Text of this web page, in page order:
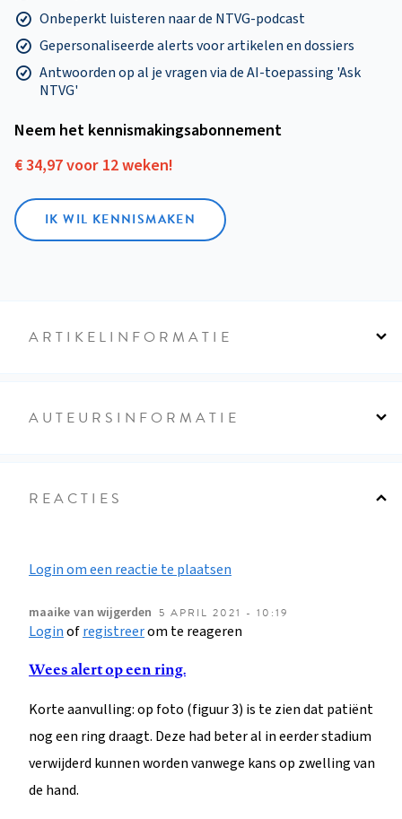
Onbeperkt luisteren naar de NTVG-podcast
Gepersonaliseerde alerts voor artikelen en dossiers
Antwoorden op al je vragen via de AI-toepassing 'Ask
NTVG'
Neem het kennismakings­abonnement
€ 34,97 voor 12 weken!
IK WIL KENNISMAKEN
ARTIKELINFORMATIE
AUTEURSINFORMATIE
REACTIES
Login om een reactie te plaatsen
maaike van wijgerden 5 APRIL 2021 - 10:19
Loginofregistreerom te reageren
Wees alert op een ring.
Korte aanvulling: op foto (figuur 3) is te zien dat patiënt
nog een ring draagt. Deze had beter al in eerder stadium
verwijderd kunnen worden vanwege kans op zwelling van
de hand.